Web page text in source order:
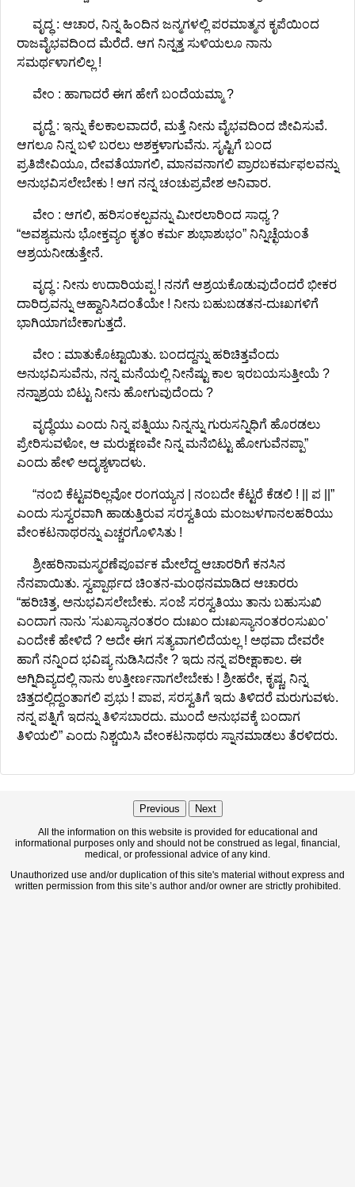
ವೃದ್ಧ : ಆಚಾರ, ನಿನ್ನ ಹಿಂದಿನ ಜನ್ಮಗಳಲ್ಲಿ ಪರಮಾತ್ಮನ ಕೃಪೆಯಿಂದ
ರಾಜವೈಭವದಿಂದ ಮೆರೆದೆ. ಆಗ ನಿನ್ನತ್ತ ಸುಳಿಯಲೂ ನಾನು
ಸಮರ್ಥಳಾಗಲಿಲ್ಲ !
ವೇಂ : ಹಾಗಾದರೆ ಈಗ ಹೇಗೆ ಬಂದೆಯಮ್ಮಾ ?
ವೃದ್ದೆ : ಇನ್ನು ಕೆಲಕಾಲವಾದರೆ, ಮತ್ತೆ ನೀನು ವೈಭವದಿಂದ ಜೀವಿಸುವೆ.
ಆಗಲೂ ನಿನ್ನ ಬಳಿ ಬರಲು ಅಶಕ್ತಳಾಗುವೆನು. ಸೃಷ್ಟಿಗೆ ಬಂದ
ಪ್ರತಿಜೀವಿಯೂ, ದೇವತೆಯಾಗಲಿ, ಮಾನವನಾಗಲಿ ಪ್ರಾರಬಕರ್ಮಫಲವನ್ನು
ಅನುಭವಿಸಲೇಬೇಕು ! ಆಗ ನನ್ನ ಚಂಚುಪ್ರವೇಶ ಅನಿವಾರ.
ವೇಂ : ಆಗಲಿ, ಹರಿಸಂಕಲ್ಪವನ್ನು ಮೀರಲಾರಿಂದ ಸಾಧ್ಯ ?
“ಅವಶ್ಯಮನು ಭೋಕ್ತವ್ಯಂ ಕೃತಂ ಕರ್ಮ ಶುಭಾಶುಭಂ” ನಿನ್ನಿಚ್ಛೆಯಂತೆ
ಆಶ್ರಯನೀಡುತ್ತೇನೆ.
ವೃದ್ಧ : ನೀನು ಉದಾರಿಯಪ್ಪ ! ನನಗೆ ಆಶ್ರಯಕೊಡುವುದೆಂದರೆ ಭೀಕರ
ದಾರಿದ್ರವನ್ನು ಆಹ್ವಾನಿಸಿದಂತೆಯೇ ! ನೀನು ಬಹುಬಡತನ-ದುಃಖಗಳಿಗೆ
ಭಾಗಿಯಾಗಬೇಕಾಗುತ್ತದೆ.
ವೇಂ : ಮಾತುಕೊಟ್ಟಾಯಿತು. ಬಂದದ್ದನ್ನು ಹರಿಚಿತ್ತವೆಂದು
ಅನುಭವಿಸುವೆನು, ನನ್ನ ಮನೆಯಲ್ಲಿ ನೀನೆಷ್ಟು ಕಾಲ ಇರಬಯಸುತ್ತೀಯೆ ?
ನನ್ನಾಶ್ರಯ ಬಿಟ್ಟು ನೀನು ಹೋಗುವುದೆಂದು ?
ವೃದ್ಧೆಯು ಎಂದು ನಿನ್ನ ಪತ್ನಿಯು ನಿನ್ನನ್ನು ಗುರುಸನ್ನಿಧಿಗೆ ಹೊರಡಲು
ಪ್ರೇರಿಸುವಳೋ, ಆ ಮರುಕ್ಷಣವೇ ನಿನ್ನ ಮನೆಬಿಟ್ಟು ಹೋಗುವೆನಪ್ಪಾ”
ಎಂದು ಹೇಳಿ ಅದೃಶ್ಯಳಾದಳು.
“ನಂಬಿ ಕೆಟ್ಟವರಿಲ್ಲವೋ ರಂಗಯ್ಯನ | ನಂಬದೇ ಕೆಟ್ಟರೆ ಕೆಡಲಿ ! || ಪ ||”
ಎಂದು ಸುಸ್ವರವಾಗಿ ಹಾಡುತ್ತಿರುವ ಸರಸ್ವತಿಯ ಮಂಜುಳಗಾನಲಹರಿಯು
ವೇಂಕಟನಾಥರನ್ನು ಎಚ್ಚರಗೊಳಿಸಿತು !
ಶ್ರೀಹರಿನಾಮಸ್ಮರಣೆಪೂರ್ವಕ ಮೇಲೆದ್ದ ಆಚಾರರಿಗೆ ಕನಸಿನ
ನೆನಪಾಯಿತು. ಸ್ವಪ್ಪಾರ್ಥದ ಚಿಂತನ-ಮಂಥನಮಾಡಿದ ಆಚಾರರು
“ಹರಿಚಿತ್ತ, ಅನುಭವಿಸಲೇಬೇಕು. ಸಂಜೆ ಸರಸ್ವತಿಯು ತಾನು ಬಹುಸುಖಿ
ಎಂದಾಗ ನಾನು 'ಸುಖಸ್ಯಾನಂತರಂ ದುಃಖಂ ದುಃಖಸ್ಯಾನಂತರಂಸುಖಂ'
ಎಂದೇಕೆ ಹೇಳಿದೆ ? ಅದೇ ಈಗ ಸತ್ಯವಾಗಲಿದೆಯಲ್ಲ ! ಅಥವಾ ದೇವರೇ
ಹಾಗೆ ನನ್ನಿಂದ ಭವಿಷ್ಯ ನುಡಿಸಿದನೇ ? ಇದು ನನ್ನ ಪರೀಕ್ಷಾಕಾಲ. ಈ
ಅಗ್ನಿದಿವ್ಯದಲ್ಲಿ ನಾನು ಉತ್ತೀರ್ಣನಾಗಲೇಬೇಕು ! ಶ್ರೀಹರೇ, ಕೃಷ್ಣ, ನಿನ್ನ
ಚಿತ್ತದಲ್ಲಿದ್ದಂತಾಗಲಿ ಪ್ರಭು ! ಪಾಪ, ಸರಸ್ವತಿಗೆ ಇದು ತಿಳಿದರೆ ಮರುಗುವಳು.
ನನ್ನ ಪತ್ನಿಗೆ ಇದನ್ನು ತಿಳಿಸಬಾರದು. ಮುಂದೆ ಅನುಭವಕ್ಕೆ ಬಂದಾಗ
ತಿಳಿಯಲಿ” ಎಂದು ನಿಶ್ಚಯಿಸಿ ವೇಂಕಟನಾಥರು ಸ್ನಾನಮಾಡಲು ತೆರಳಿದರು.
Previous Next
All the information on this website is provided for educational and
informational purposes only and should not be construed as legal, financial,
medical, or professional advice of any kind.
Unauthorized use and/or duplication of this site's material without express and
written permission from this site’s author and/or owner are strictly prohibited.